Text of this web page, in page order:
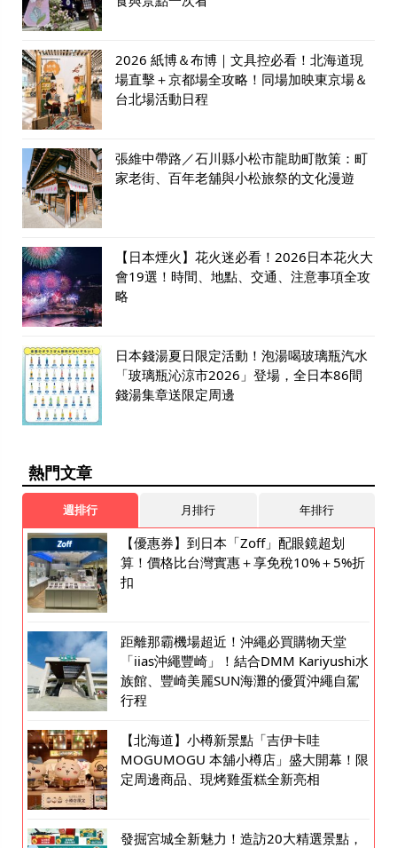
2026 紙博＆布博｜文具控必看！北海道現
場直擊＋京都場全攻略！同場加映東京場＆
台北場活動日程
張維中帶路／石川縣小松市龍助町散策：町
家老街、百年老舖與小松旅祭的文化漫遊
【日本煙火】花火迷必看！2026日本花火大
會19選！時間、地點、交通、注意事項全攻
略
日本錢湯夏日限定活動！泡湯喝玻璃瓶汽水
「玻璃瓶沁涼市2026」登場，全日本86間
錢湯集章送限定周邊
熱門文章
週排行 月排行 年排行
【優惠券】到日本「Zoff」配眼鏡超划
算！價格比台灣實惠＋享免稅10%＋5%折
扣
距離那霸機場超近！沖繩必買購物天堂
「iias沖繩豐崎」！結合DMM Kariyushi水
族館、豐崎美麗SUN海灘的優質沖繩自駕
行程
【北海道】小樽新景點「吉伊卡哇
MOGUMOGU 本舖小樽店」盛大開幕！限
定周邊商品、現烤雞蛋糕全新亮相
發掘宮城全新魅力！造訪20大精選景點，